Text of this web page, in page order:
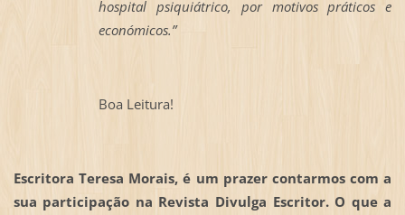
hospital psiquiátrico, por motivos práticos e
económicos.”
Boa Leitura!
Escritora Teresa Morais, é um prazer contarmos com a
sua participação na Revista Divulga Escritor. O que a